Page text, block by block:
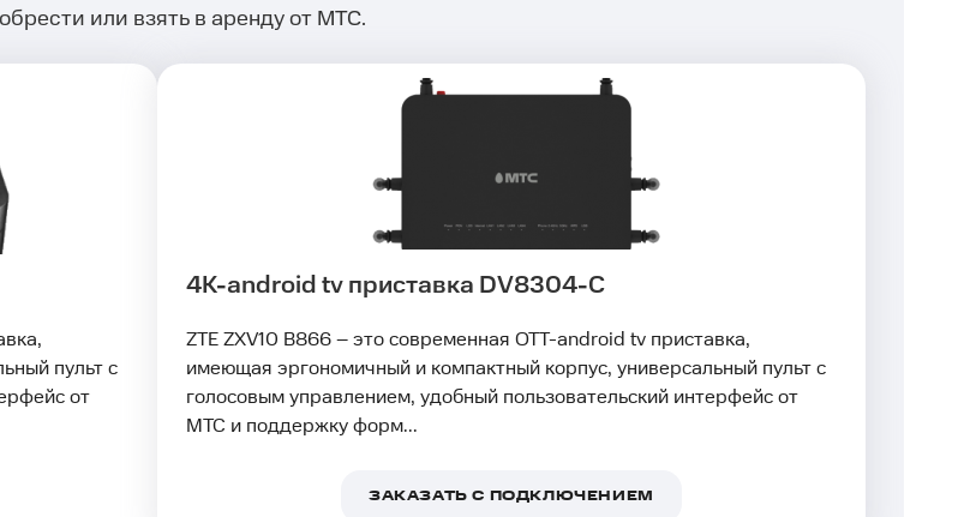
или взять в аренду от МТС.
пульт с
от
4K-android tv приставка DV8304-C
ZTE ZXV10 B866 – это современная OTT-android tv приставка,
имеющая эргономичный и компактный корпус, универсальный пульт с
голосовым управлением, удобный пользовательский интерфейс от
МТС и поддержку форм...
ЗАКАЗАТЬ С ПОДКЛЮЧЕНИЕМ